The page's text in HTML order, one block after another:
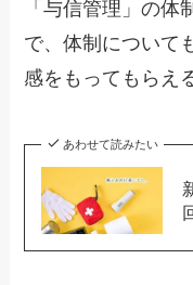
「与信管理」の体
で、体制について
感をもってもらえ
あわせて読みたい